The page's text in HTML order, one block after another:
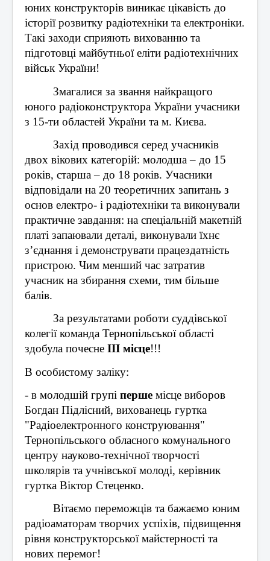
юних конструкторів виникає цікавість до
історії розвитку радіотехніки та електроніки.
Такі заходи сприяють вихованню та
підготовці майбутньої еліти радіотехнічних
військ України!
Змагалися за звання найкращого
юного радіоконструктора України учасники
з 15-ти областей України та м. Києва.
Захід проводився серед учасників
двох вікових категорій: молодша – до 15
років, старша – до 18 років. Учасники
відповідали на 20 теоретичних запитань з
основ електро- і радіотехніки та виконували
практичне завдання: на спеціальній макетній
платі запаювали деталі, виконували їхнє
з’єднання і демонструвати працездатність
пристрою. Чим менший час затратив
учасник на збирання схеми, тим більше
балів.
За результатами роботи суддівської
колегії команда Тернопільської області
здобула почесне ІІІ місце!!!
В особистому заліку:
- в молодшій групі перше місце виборов
Богдан Підлісний, вихованець гуртка
"Радіоелектронного конструювання"
Тернопільського обласного комунального
центру науково-технічної творчості
школярів та учнівської молоді, керівник
гуртка Віктор Стеценко.
Вітаємо переможців та бажаємо юним
радіоаматорам творчих успіхів, підвищення
рівня конструкторської майстерності та
нових перемог!